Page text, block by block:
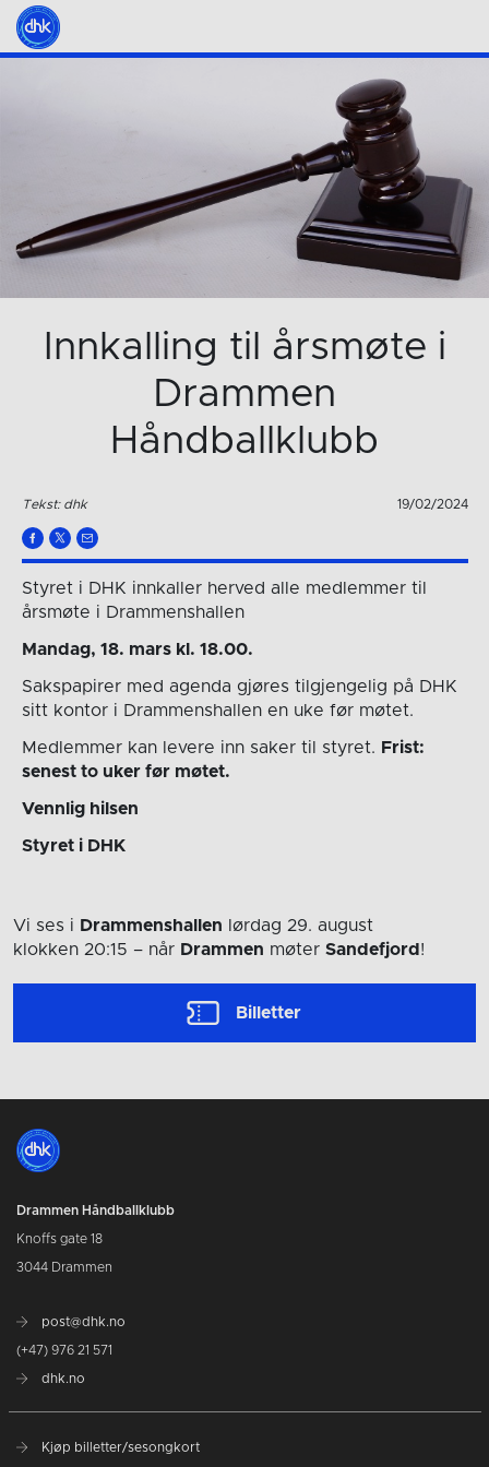
Innkalling til årsmøte i
Drammen
Håndballklubb
Tekst: dhk 19/02/2024
Styret i DHK innkaller herved alle medlemmer til
årsmøte i Drammenshallen
Mandag, 18. mars kl. 18.00.
Sakspapirer med agenda gjøres tilgjengelig på DHK
sitt kontor i Drammenshallen en uke før møtet.
Medlemmer kan levere inn saker til styret. Frist:
senest to uker før møtet.
Vennlig hilsen
Styret i DHK
Vi ses i Drammenshallen lørdag 29. august
klokken 20:15 – når Drammen møter Sandefjord !
Billetter
Drammen Håndballklubb
Knoffs gate 18
3044 Drammen
post@dhk.no
(+47) 976 21 571
dhk.no
Kjøp billetter/sesongkort